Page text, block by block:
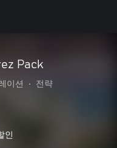
Pack
이션 • 전략
인